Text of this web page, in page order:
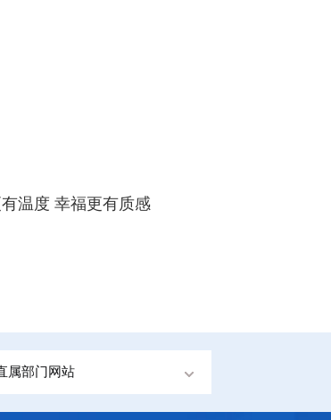
温度 幸福更有质感
属部门网站